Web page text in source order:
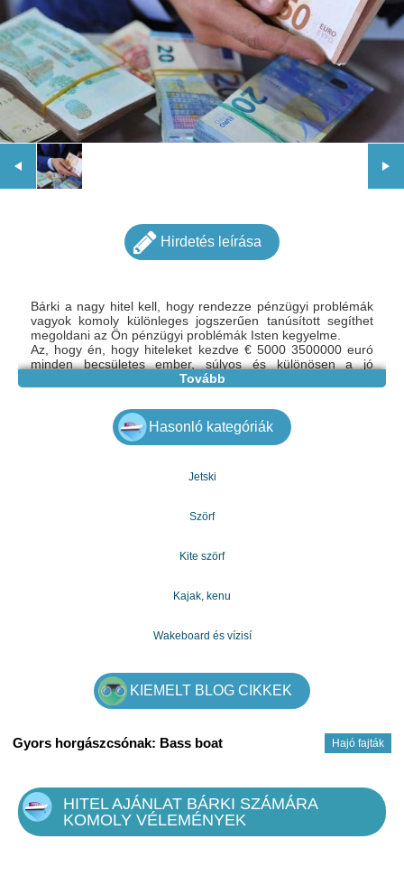
Hirdetés leírása
Bárki a nagy hitel kell, hogy rendezze pénzügyi problémák
vagyok komoly különleges jogszerűen tanúsított segíthet
megoldani az Ön pénzügyi problémák Isten kegyelme.
Az, hogy én, hogy hiteleket kezdve € 5000 3500000 euró
minden becsületes ember, súlyos és különösen a jó
karakter fizethet nekem időben megállapodott, amelynek
e-mail: gazdagergelia@gmail.com
Tovább
Hasonló kategóriák
Jetski
Szörf
Kite szörf
Kajak, kenu
Wakeboard és vízisí
KIEMELT BLOG CIKKEK
Hajó fajták
Gyors horgászcsónak: Bass boat
HITEL AJÁNLAT BÁRKI SZÁMÁRA
KOMOLY VÉLEMÉNYEK